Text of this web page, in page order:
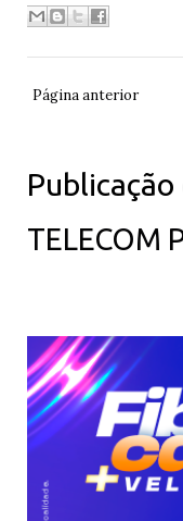
Página anterior
TELECOM